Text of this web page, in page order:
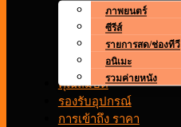
ภาพยนตร์
ซีรีส์
รายการสด/ช่องทีวี
อนิเมะ
รวมค่ายหนัง
คุณสมบัติ
รองรับอุปกรณ์
การเข้าถึง ราคา